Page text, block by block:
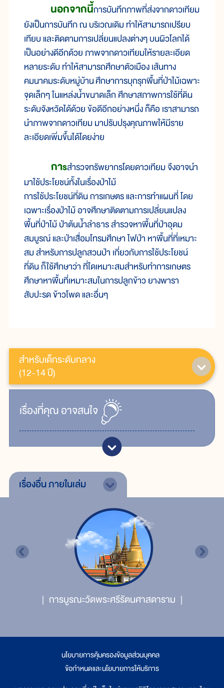
สำหรับเด็กระดับกลาง
(12-14 ปี)
เรื่ิองที่คุณอาจสนใจ
นอกจากนี้การบันทึกภาพที่ส่งจากดาวเทียม
ยังเป็นการบันทึก ณ บริเวณเดิม ทำให้สามารถเปรียบ
เทียบ และติดตามการเปลี่ยนแปลงต่างๆ บนผิวโลกได้
เป็นอย่างดีอีกด้วย ภาพจากดาวเทียมให้รายละเอียด
หลายระดับ ทำให้สามารถศึกษาตัวเมือง เส้นทาง
คมนาคมระดับหมู่บ้าน ศึกษาการบุกรุกพื้นที่ป่าไม้เฉพาะ
จุดเล็กๆ ในแหล่งน้ำขนาดเล็ก ศึกษาสภาพการใช้ที่ดิน
ระดับจังหวัดได้ด้วย ข้อดีอีกอย่างหนึ่ง ก็คือ เราสามารถ
นำภาพจากดาวเทียม มาปรับปรุงคุณภาพให้มีราย
ละเอียดเพิ่มขึ้นได้โดยง่าย
การสำรวจทรัพยากรโดยดาวเทียม จึงอาจนำ
มาใช้ประโยชน์ทั้งในเรื่องป่าไม้
การใช้ประโยชน์ที่ดิน การเกษตร และการทำแผนที่ โดย
เฉพาะเรื่องป่าไม้ อาจศึกษาติดตามการเปลี่ยนแปลง
พื้นที่ป่าไม้ ป่าต้นน้ำลำธาร สำรวจหาพื้นที่ป่าอุดม
สมบูรณ์ และป่าเสื่อมโทรมศึกษา ไฟป่า หาพื้นที่ที่เหมาะ
สม สำหรับการปลูกสวนป่า เกี่ยวกับการใช้ประโยชน์
ที่ดิน ก็ใช้ศึกษาว่า ที่ใดเหมาะสมสำหรับทำการเกษตร
ศึกษาหาพื้นที่เหมาะสมในการปลูกข้าว ยางพารา
สับปะรด ข้าวโพด และอื่นๆ
เรื่องอื่นภายในเล่ม
การบูรณะวัดพระศรีรัตนศาสดาราม
นโยบายการคุ้มครองข้อมูลส่วนบุคคล
ข้อกำหนดและนโยบายการให้บริการ